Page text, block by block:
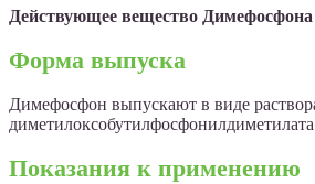
Действующее вещество
Форма выпуска
Димефосфон выпускают в виде
Показания к применению